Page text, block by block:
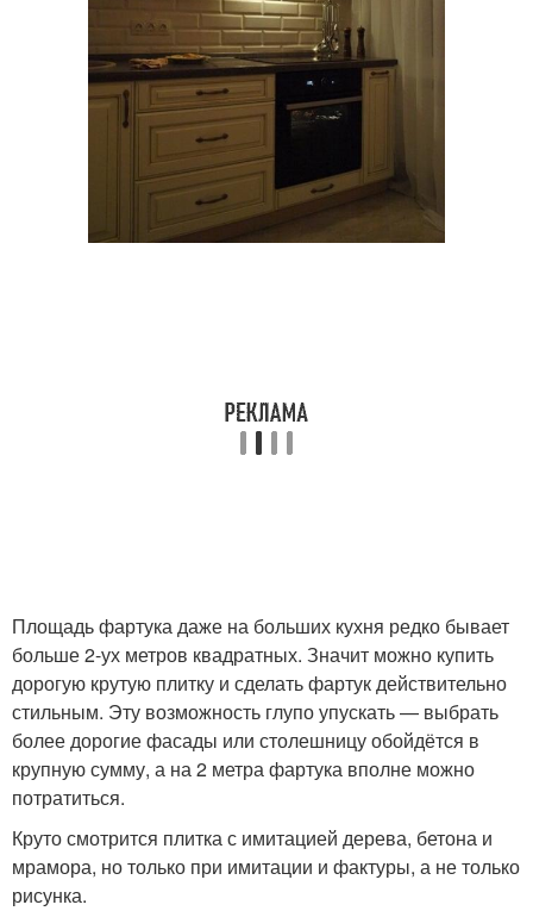
Площадь фартука даже на больших кухня редко бывает
больше 2-ух метров квадратных. Значит можно купить
дорогую крутую плитку и сделать фартук действительно
стильным. Эту возможность глупо упускать — выбрать
более дорогие фасады или столешницу обойдётся в
крупную сумму, а на 2 метра фартука вполне можно
потратиться.
Круто смотрится плитка с имитацией дерева, бетона и
мрамора, но только при имитации и фактуры, а не только
рисунка.